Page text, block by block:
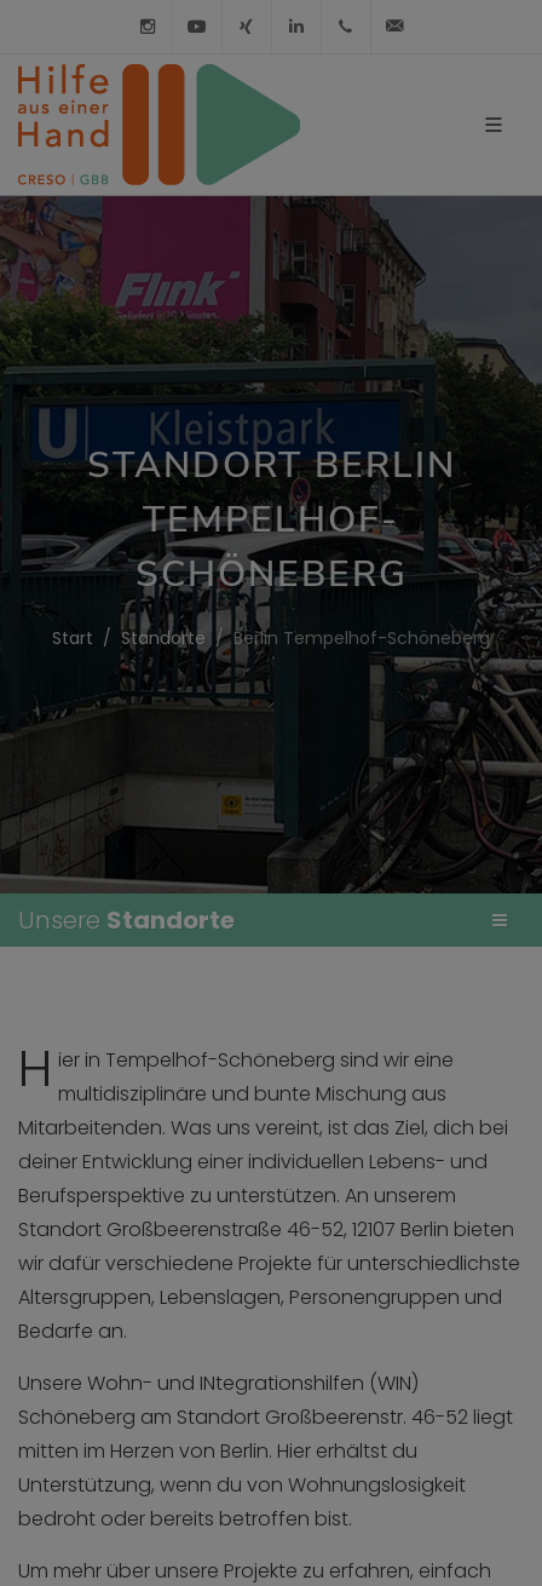
InstagramYoutube
XING LinkedIn030 / 21 01 98 98
STANDORT BERLIN
TEMPELHOF-
SCHÖNEBERG
Start Standorte Berlin Tempelhof-Schöneberg
Unsere Standorte
H ier in Tempelhof-Schöneberg sind wir eine
multidisziplinäre und bunte Mischung aus
Mitarbeitenden. Was uns vereint, ist das Ziel, dich bei
deiner Entwicklung einer individuellen Lebens- und
Berufsperspektive zu unterstützen. An unserem
Standort Großbeerenstraße 46-52, 12107 Berlin bieten
wir dafür verschiedene Projekte für unterschiedlichste
Altersgruppen, Lebenslagen, Personengruppen und
Bedarfe an.
Unsere Wohn- und INtegrationshilfen (WIN)
Schöneberg am Standort Großbeerenstr. 46-52 liegt
mitten im Herzen von Berlin. Hier erhältst du
Unterstützung, wenn du von Wohnungslosigkeit
bedroht oder bereits betroffen bist.
Um mehr über unsere Projekte zu erfahren, einfach